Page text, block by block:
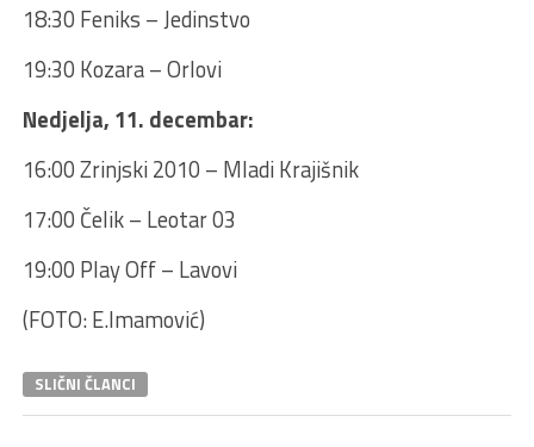
18:30 Feniks – Jedinstvo
19:30 Kozara – Orlovi
Nedjelja, 11. decembar:
16:00 Zrinjski 2010 – Mladi Krajišnik
17:00 Čelik – Leotar 03
19:00 Play Off – Lavovi
(FOTO: E.Imamović)
SLIČNI ČLANCI